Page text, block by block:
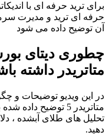
حرفه ای ترید و مدیرت
آن توضیح داده می شود
چطوری دیتای
متاتریدر داشته
در این ویدیو توضیحات و
متاتریدر 5 توضیح
تحلیل های طلای آبشده ،
دهید.